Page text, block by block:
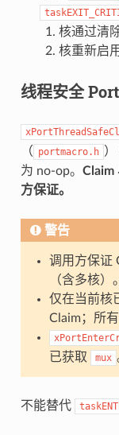
核通过清
核重新启
线程安全
（ portmacro.h
为 no-op。 Claim
方保证。
警告
调用方保证
（含多核）。
仅在当前核
Claim；所
已获取
mux
不能替代